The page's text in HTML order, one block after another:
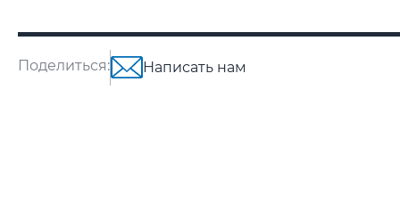
Поделиться: Написать нам